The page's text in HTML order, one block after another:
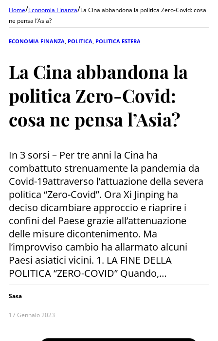
Home/Economia Finanza/La Cina abbandona la politica Zero-Covid: cosa
ne pensa l’Asia?
ECONOMIA FINANZA POLITICA POLITICA ESTERA
La Cina abbandona la
politica Zero-Covid:
cosa ne pensa l’Asia?
In 3 sorsi – Per tre anni la Cina ha
combattuto strenuamente la pandemia da
Covid-19attraverso l’attuazione della severa
politica “Zero-Covid”. Ora Xi Jinping ha
deciso dicambiare approccio e riaprire i
confini del Paese grazie all’attenuazione
delle misure dicontenimento. Ma
l’improvviso cambio ha allarmato alcuni
Paesi asiatici vicini. 1. LA FINE DELLA
POLITICA “ZERO-COVID” Quando,…
Sasa
17 Gennaio 2023